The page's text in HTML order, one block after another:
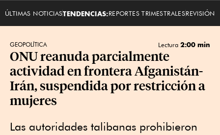
ÚLTIMAS NOTICIASTENDENCIAS:REPORTES TRIMESTRALESREVISIÓN
GEOPOLÍTICA Lectura 2:00 min
ONU reanuda parcialmente
actividad en frontera Afganistán-
Irán, suspendida por restricción a
mujeres
Las autoridades talibanas prohibieron